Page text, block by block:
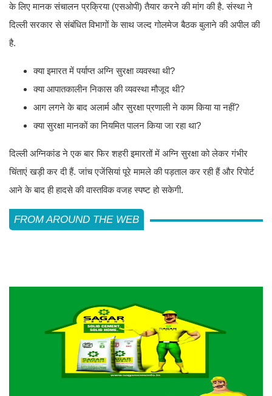
के लिए मानक संचालन प्रक्रिया (एसओपी) तैयार करने की मांग की है. संस्था ने
दिल्ली सरकार से संबंधित विभागों के साथ जल्द गोलमेज बैठक बुलाने की अपील की
है.
क्या इमारत में पर्याप्त अग्नि सुरक्षा व्यवस्था थी?
क्या आपातकालीन निकास की व्यवस्था मौजूद थी?
आग लगने के बाद अलार्म और सुरक्षा प्रणाली ने काम किया या नहीं?
क्या सुरक्षा मानकों का नियमित पालन किया जा रहा था?
दिल्ली अग्निकांड ने एक बार फिर शहरी इमारतों में अग्नि सुरक्षा को लेकर गंभीर
चिंताएं खड़ी कर दी हैं. जांच एजेंसियां पूरे मामले की पड़ताल कर रही हैं और रिपोर्ट
आने के बाद ही हादसे की वास्तविक वजह स्पष्ट हो सकेगी.
FROM AROUND THE WEB